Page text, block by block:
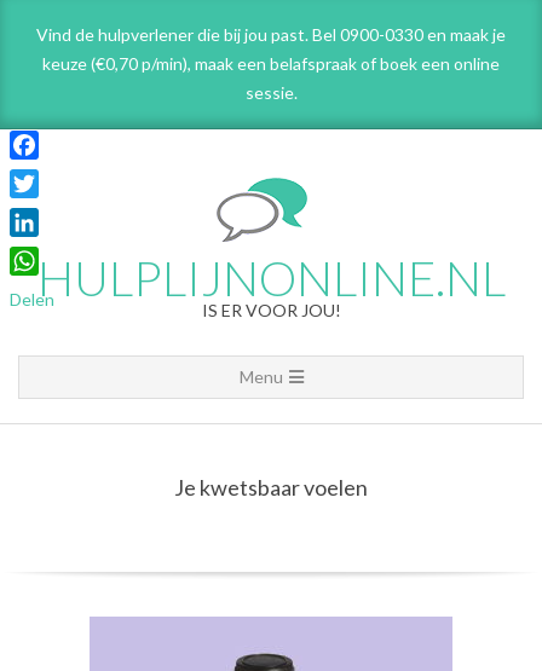
content
Vind de hulpverlener die bij jou past. Bel 0900-0330 en maak je
keuze (€0,70 p/min), maak een belafspraakof boek een online
sessie.
HULPLIJNONLINE.NL
IS ER VOOR JOU!
Navigation
Menu
Menu
Je kwetsbaar voelen
Facebook
Twitter
LinkedIn
WhatsApp
Delen